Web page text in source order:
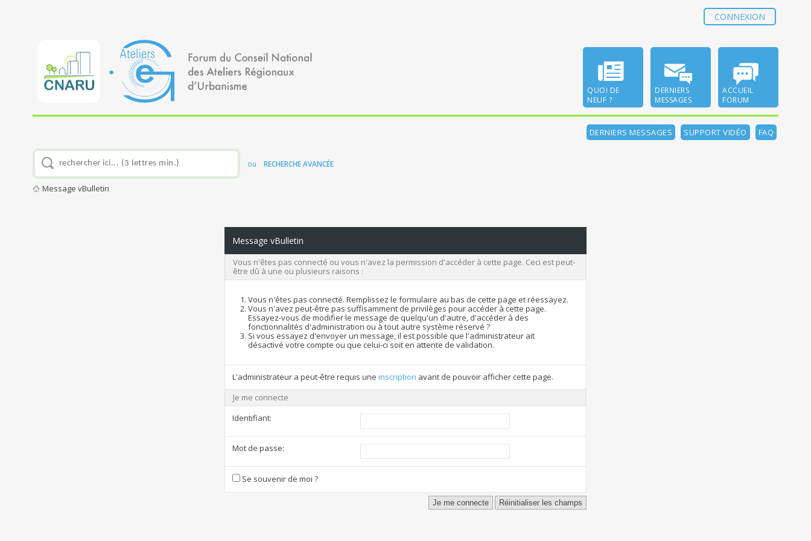
CONNEXION
QUOI DE
NEUF ?
DERNIERS
MESSAGES
ACCUEIL
FORUM
DERNIERS MESSAGES SUPPORT VIDÉO FAQ
ou RECHERCHE AVANCÉE
Message vBulletin
Message vBulletin
Vous n'êtes pas connecté ou vous n'avez la permission d'accéder à cette page. Ceci est peut-
être dû à une ou plusieurs raisons :
Vous n'êtes pas connecté. Remplissez le formulaire au bas de cette page et réessayez.
Vous n'avez peut-être pas suffisamment de privilèges pour accéder à cette page.
Essayez-vous de modifier le message de quelqu'un d'autre, d'accéder à des
fonctionnalités d'administration ou à tout autre système réservé ?
Si vous essayez d'envoyer un message, il est possible que l'administrateur ait
désactivé votre compte ou que celui-ci soit en attente de validation.
L'administrateur a peut-être requis une inscription avant de pouvoir afficher cette page.
Je me connecte
Identifiant:
Mot de passe:
Se souvenir de moi ?